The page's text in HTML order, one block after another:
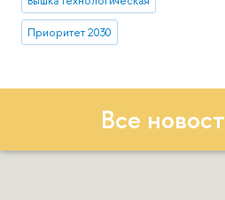
Приоритет 2030
Все